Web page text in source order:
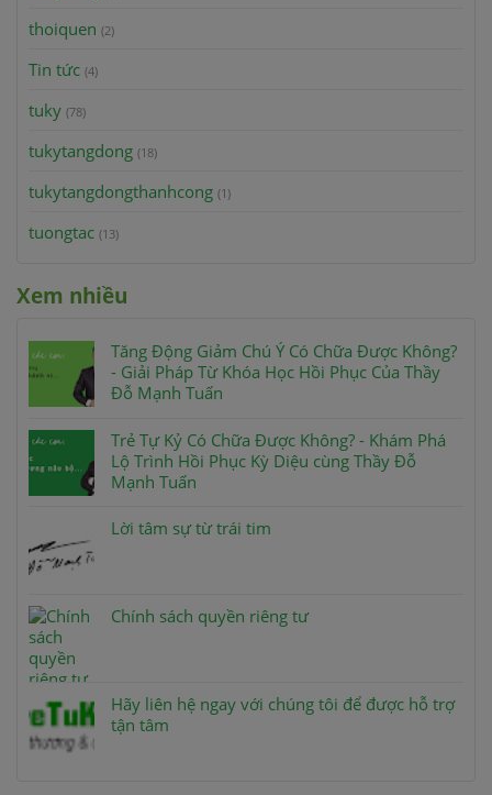
thoiquen (2)
Tin tức (4)
tuky (78)
tukytangdong (18)
tukytangdongthanhcong (1)
tuongtac (13)
Xem nhiều
Tăng Động Giảm Chú Ý Có Chữa Được Không?
- Giải Pháp Từ Khóa Học Hồi Phục Của Thầy
Đỗ Mạnh Tuấn
Trẻ Tự Kỷ Có Chữa Được Không? - Khám Phá
Lộ Trình Hồi Phục Kỳ Diệu cùng Thầy Đỗ
Mạnh Tuấn
Lời tâm sự từ trái tim
Chính sách quyền riêng tư
Hãy liên hệ ngay với chúng tôi để được hỗ trợ
tận tâm